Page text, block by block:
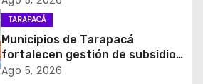
y el empleo en Tarapacá
TARAPACÁ
Municipios de Tarapacá
fortalecen gestión de subsidios
de agua potable en jornada
Ago 5, 2026